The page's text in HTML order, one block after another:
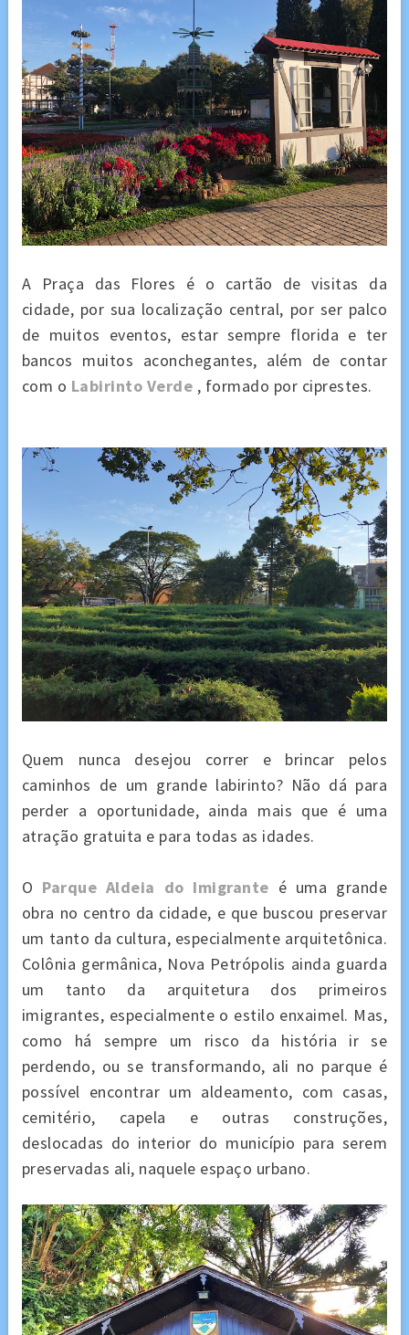
A Praça das Flores é o cartão de visitas da
cidade, por sua localização central, por ser palco
de muitos eventos, estar sempre florida e ter
bancos muitos aconchegantes, além de contar
com o Labirinto Verde , formado por ciprestes.
Quem nunca desejou correr e brincar pelos
caminhos de um grande labirinto? Não dá para
perder a oportunidade, ainda mais que é uma
atração gratuita e para todas as idades.
O Parque Aldeia do Imigrante é uma grande
obra no centro da cidade, e que buscou preservar
um tanto da cultura, especialmente arquitetônica.
Colônia germânica, Nova Petrópolis ainda guarda
um tanto da arquitetura dos primeiros
imigrantes, especialmente o estilo enxaimel. Mas,
como há sempre um risco da história ir se
perdendo, ou se transformando, ali no parque é
possível encontrar um aldeamento, com casas,
cemitério, capela e outras construções,
deslocadas do interior do município para serem
preservadas ali, naquele espaço urbano.